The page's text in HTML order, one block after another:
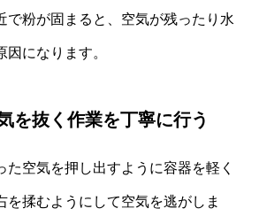
で粉が固まると、空気が残ったり水
になります。
を抜く作業を丁寧に行う
た空気を押し出すように容器を軽く
を揉むようにして空気を逃がしま